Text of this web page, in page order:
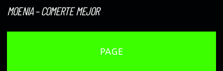
MOENIA – COMERTE MEJOR
PAGE